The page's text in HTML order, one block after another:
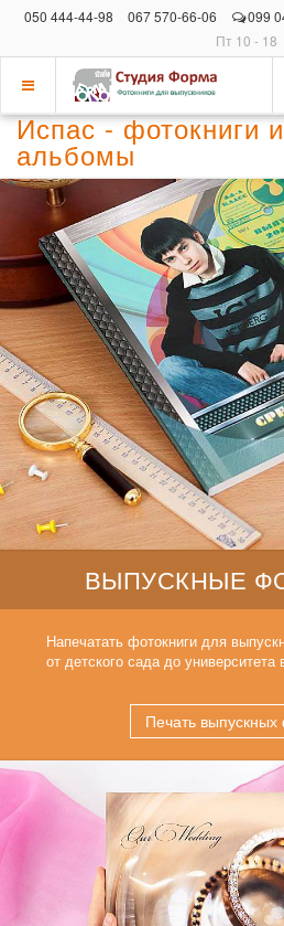
050 444-44-98 067 570-66-06 099
Пт 10 - 18
Показать
меню
Испас - фотокниги
альбомы
ВЫПУСКНЫЕ
Напечатать фотокниги для
от детского сада до университета
Печать выпускных